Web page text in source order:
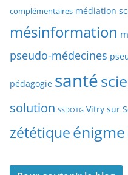
i
l
e
e
complémentaires médiation
mésinformation
pseudo-médecines
pédagogie santé
solution SSDOTG Vitry sur
zététiqueénigme